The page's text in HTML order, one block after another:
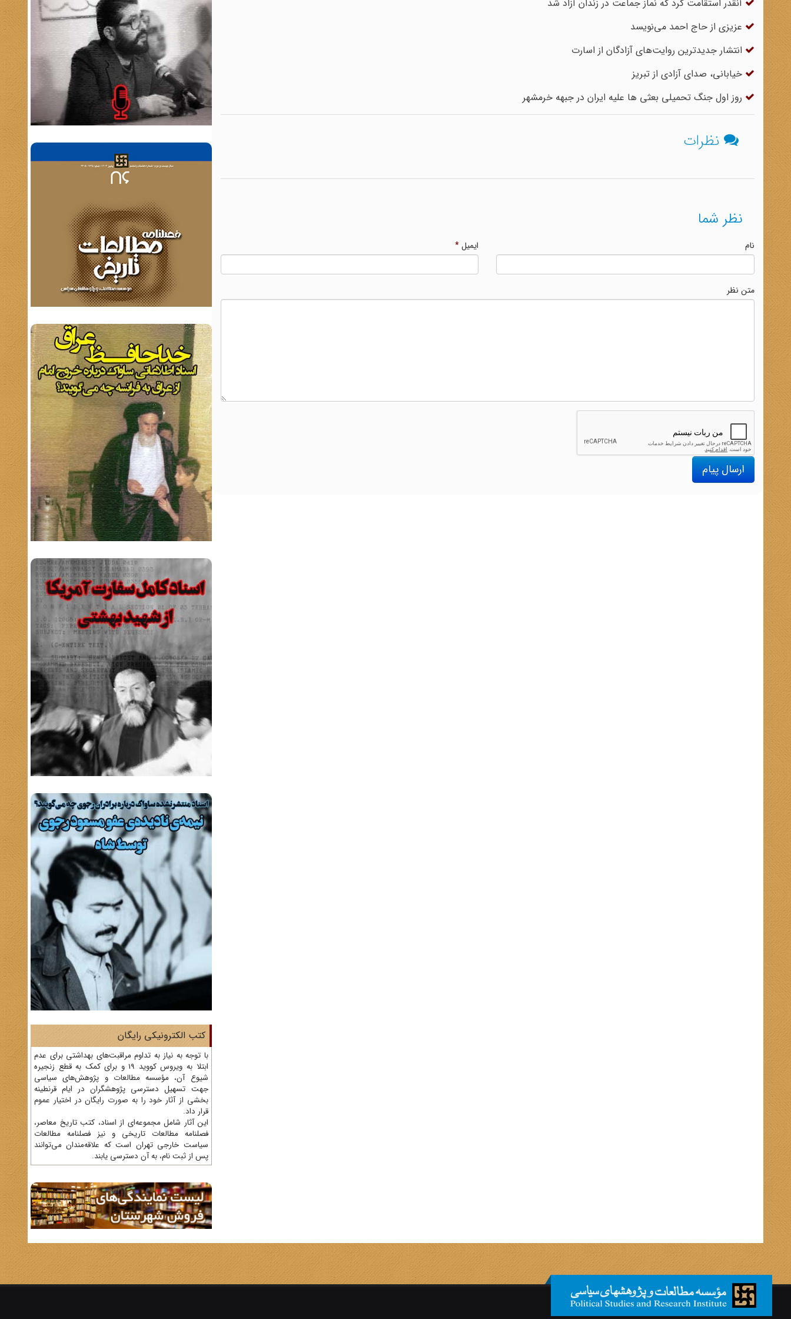
آنقدر استقامت کرد که نماز جماعت در زندان آزاد شد
عزیزی از حاج احمد می‌نویسد
انتشار جدیدترین روایت‌های آزادگان از اسارت
خیابانی، صدای آزادی از تبریز
روز اول جنگ تحمیلی بعثی ها علیه ایران در جبهه خرمشهر
نظرات
نظر شما
نام ایمیل*
متن نظر
ارسال پیام
کتب الکترونیکی رایگان
با توجه به نیاز به تداوم مراقبت‌های بهداشتی برای عدم
ابتلا به ویروس کووید 19 و برای کمک به قطع زنجیره
شیوع آن، مؤسسه مطالعات و پژوهش‌های سیاسی
جهت تسهیل دسترسی پژوهشگران در ایام قرنطینه
بخشی از آثار خود را به صورت رایگان در اختیار عموم
قرار داد.
این آثار شامل مجموعه‌ای از اسناد، کتب تاریخ معاصر،
فصلنامه‌ مطالعات تاریخی و نیز فصلنامه مطالعات
سیاست خارجی تهران است که علاقه‌مندان می‌توانند
پس از ثبت نام، به آن دسترسی یابند.